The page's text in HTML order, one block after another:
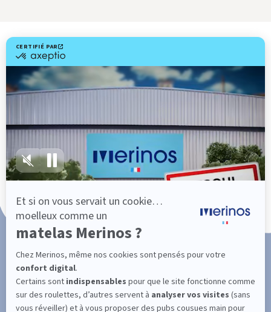
Livraison gratuite
Fabrication Française
101 nuits d'essai*
Paiement en 3x ou 4x sans frais